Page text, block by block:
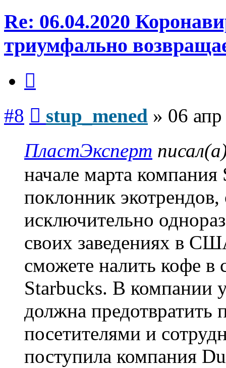
Re: 06.04.2020
триумфально
#8 stup_mened » 06
ПластЭксперт
начале марта
поклонник
исключительно
своих заведениях в
сможете налить кофе
Starbucks. В компании
должна предотвратить
посетителями и
поступила компания